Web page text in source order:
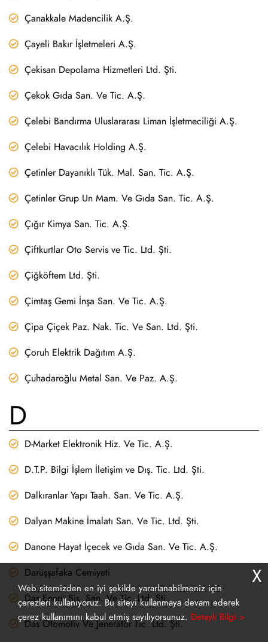
Çanakkale Madencilik A.Ş.
Çayeli Bakır İşletmeleri A.Ş.
Çekisan Depolama Hizmetleri Ltd. Şti.
Çekok Gıda San. Ve Tic. A.Ş.
Çelebi Bandırma Uluslararası Liman İşletmeciliği A.Ş.
Çelebi Havacılık Holding A.Ş.
Çetinler Dayanıklı Tük. Mal. San. Tic. A.Ş.
Çetinler Grup Un Mam. Ve Gıda San. Tic. A.Ş.
Çığır Kimya San. Tic. A.Ş.
Çiftkurtlar Oto Servis ve Tic. Ltd. Şti.
Çiğköftem Ltd. Şti.
Çimtaş Gemi İnşa San. Ve Tic. A.Ş.
Çipa Çiçek Paz. Nak. Tic. Ve San. Ltd. Şti.
Çoruh Elektrik Dağıtım A.Ş.
Çuhadaroğlu Metal San. Ve Paz. A.Ş.
D
D-Market Elektronik Hiz. Ve Tic. A.Ş.
D.T.P. Bilgi İşlem İletişim ve Dış. Tic. Ltd. Şti.
Dalkıranlar Yapı Taah. San. Ve Tic. A.Ş.
Dalyan Makine İmalatı San. Ve Tic. Ltd. Şti.
Danone Hayat İçecek ve Gıda San. Ve Tic. A.Ş.
Darüşşafaka Cemiyeti
Das Enerji Sis. San. Ve Tic. Ltd. Şti.
Das Otomotiv Ve Jeneratör Tic. Ltd. Şti.
Web sitemizden en iyi şekilde yararlanabilmeniz için
çerezleri kullanıyoruz. Bu siteyi kullanmaya devam ederek
çerez kullanımını kabul etmiş sayılıyorsunuz. Detaylı Bilgi >
X